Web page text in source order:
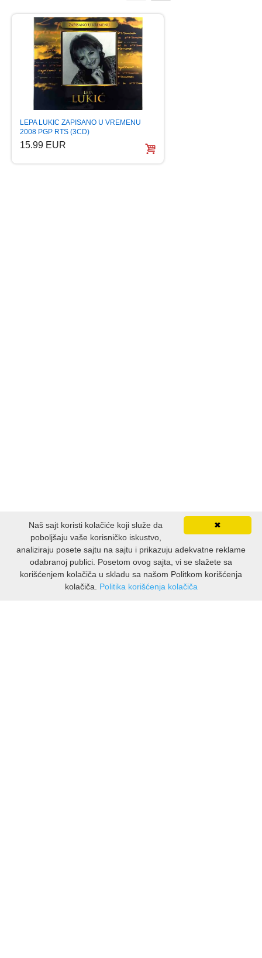
LEPA LUKIC ZAPISANO U VREMENU
2008 PGP RTS (3CD)
15.99 EUR
✖
Naš sajt koristi kolačiće koji služe da
poboljšaju vaše korisničko iskustvo,
analiziraju posete sajtu na sajtu i prikazuju adekvatne reklame
odabranoj publici. Posetom ovog sajta, vi se slažete sa
korišćenjem kolačiča u skladu sa našom Politkom korišćenja
kolačiča. Politika korišćenja kolačiča